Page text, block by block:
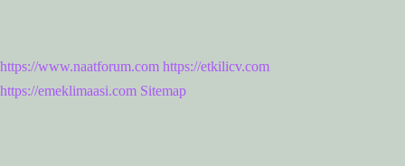
https://www.naatforum.com https://etkilicv.com
https://emeklimaasi.com Sitemap